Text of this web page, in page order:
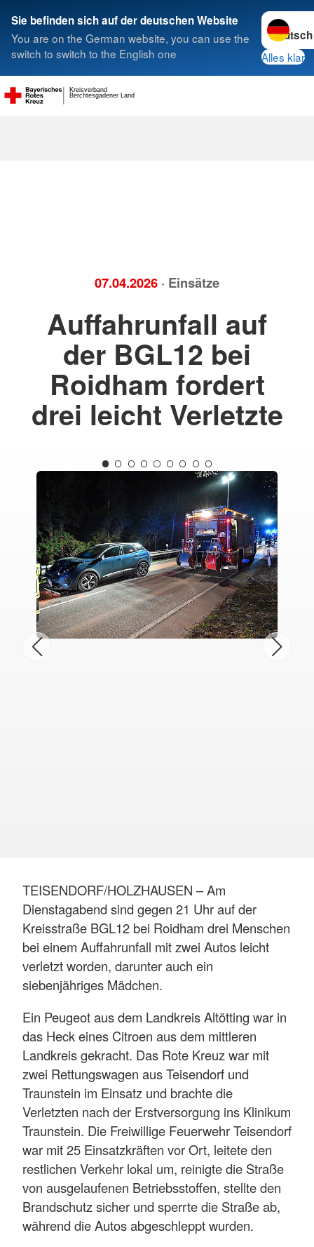
Sie befinden sich auf der deutschen Website
You are on the German website, you can use the
switch to switch to the English one
Sprache
Alles klar
Berchtesgadener Land
Kreisverband
Suche
07.04.2026 · Einsätze
Auffahrunfall auf
der BGL12 bei
Roidham fordert
drei leicht Verletzte
TEISENDORF/HOLZHAUSEN – Am
Dienstagabend sind gegen 21 Uhr auf der
Kreisstraße BGL12 bei Roidham drei Menschen
bei einem Auffahrunfall mit zwei Autos leicht
verletzt worden, darunter auch ein
siebenjähriges Mädchen.
Ein Peugeot aus dem Landkreis Altötting war in
das Heck eines Citroen aus dem mittleren
Landkreis gekracht. Das Rote Kreuz war mit
zwei Rettungswagen aus Teisendorf und
Traunstein im Einsatz und brachte die
Verletzten nach der Erstversorgung ins Klinikum
Traunstein. Die Freiwillige Feuerwehr Teisendorf
war mit 25 Einsatzkräften vor Ort, leitete den
restlichen Verkehr lokal um, reinigte die Straße
von ausgelaufenen Betriebsstoffen, stellte den
Brandschutz sicher und sperrte die Straße ab,
während die Autos abgeschleppt wurden.